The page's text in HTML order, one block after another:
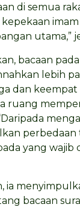
di semua
kepekaan
utama,”
bacaan
lebih
dan
ruang
perbedaan
yang wajib
ia
bacaan